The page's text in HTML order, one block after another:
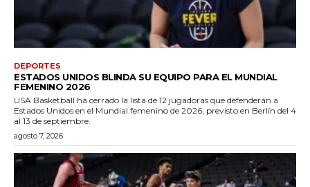
DEPORTES
ESTADOS UNIDOS BLINDA SU EQUIPO PARA EL MUNDIAL
FEMENINO 2026
USA Basketball ha cerrado la lista de 12 jugadoras que defenderán a
Estados Unidos en el Mundial femenino de 2026, previsto en Berlín del 4
al 13 de septiembre.
agosto 7, 2026